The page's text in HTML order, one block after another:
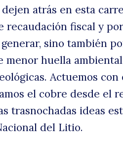
atrás en esta
recaudación fiscal y
sino también
menor huella
Actuemos con
el cobre desde el
trasnochadas ideas
del Litio.